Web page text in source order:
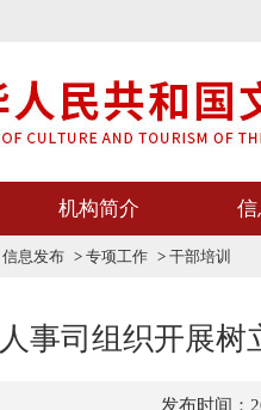
机构简介
信息发布 > 专项工作 > 干部培训
人事司组织开展树
发布时间：